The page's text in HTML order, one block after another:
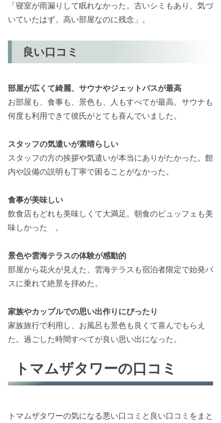
「寝室が雨漏りして眠れなかった。古いシミもあり、気づ
いていたはず。高い部屋なのに残念」。
良い口コミ
部屋が広くて綺麗、サウナやジェットバスが最高
お部屋も、食事も、景色も、人もすべてが最高。サウナも
何度も利用できて彼氏がとても喜んでいました。
スタッフの気遣いが素晴らしい
スタッフの方の挨拶や気遣いが本当にありがたかった。館
内や設備の説明も丁寧で困ることがなかった。
食事が美味しい
飲食店もどれも美味しくて大満足。朝食のビュッフェも美
味しかった 。
景色や雲海テラスの体験が感動的
部屋から花火が見えた、雲海テラスも宿泊者限定で始発バ
スに乗れて絶景を拝めた。
家族やカップルでの思い出作りにぴったり
家族旅行で利用し、お風呂も景色も良くて喜んでもらえ
た。過ごした時間すべてが良い思い出になった。
トマムザタワーの口コミ
トマムザタワーの気になる悪い口コミと良い口コミをまと